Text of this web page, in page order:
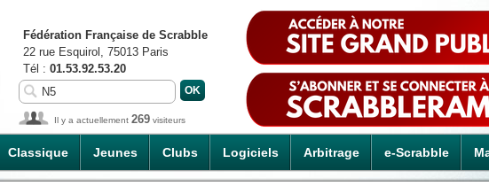
Classique Jeunes Clubs Logiciels Arbitrage e-Scrabble
Fédération Française de Scrabble
22 rue Esquirol, 75013 Paris
Tél : 01.53.92.53.20
Il y a actuellement 269 visiteurs